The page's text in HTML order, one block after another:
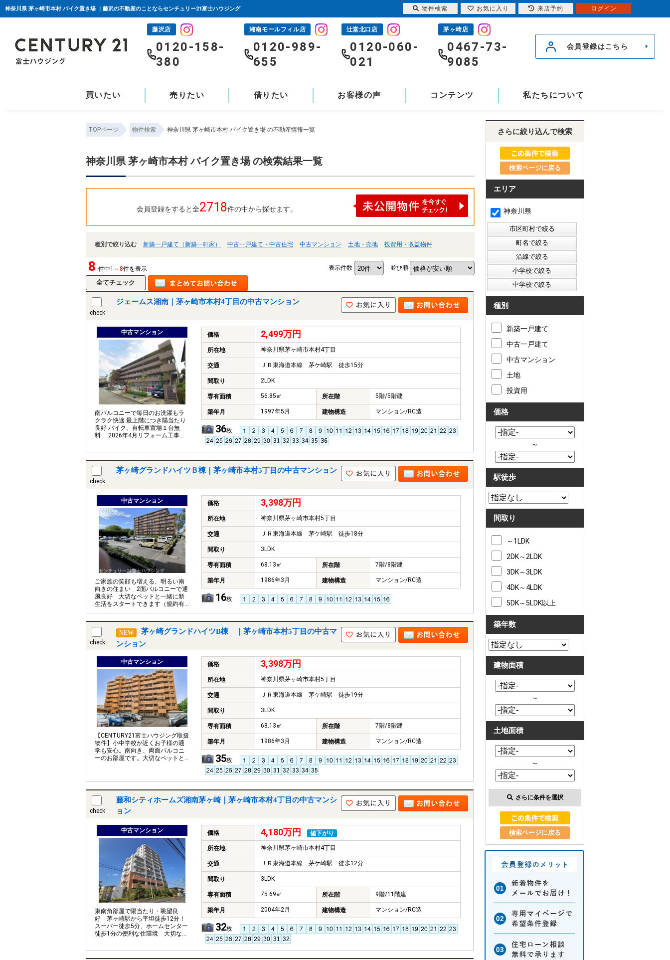
神奈川県 茅ヶ崎市本村 バイク置き場 ｜藤沢の不動産のことならセンチュリー21富士ハウジング
藤沢店
0120-158-
380
湘南モールフィル店
0120-989-
655
辻堂北口店
0120-060-
021
茅ヶ崎店
0467-73-
9085
会員登録はこちら
買いたい 売りたい 借りたい お客様の声 コンテンツ 私たちについて
TOPページ 物件検索 神奈川県 茅ヶ崎市本村 バイク置き場 の不動産情報一覧
神奈川県 茅ヶ崎市本村 バイク置き場 の検索結果一覧
会員登録をすると全2718件の中から探せます。
種別で絞り込む 新築一戸建て（新築一軒家） 中古一戸建て・中古住宅 中古マンション 土地・売地 投資用・収益物件
8 件中1～8件を表示 表示件数 並び順
check
ジェームス湘南｜茅ヶ崎市本村4丁目の中古マンション
中古マンション
南バルコニーで毎日のお洗濯もラ
クラク快適 最上階につき陽当たり
良好 バイク、自転車置場１台無
料 2026年4月リフォーム工事完
ださい
価格 2,499万円
所在地 神奈川県茅ヶ崎市本村4丁目
交通 ＪＲ東海道本線 茅ケ崎駅 徒歩15分
間取り 2LDK
専有面積 56.85㎡ 所在階 5階/5階建
築年月 1997年5月 建物構造 マンション/RC造
36枚
check
茅ヶ崎グランドハイツＢ棟｜茅ヶ崎市本村5丁目の中古マンション
中古マンション
ご家族の笑顔も増える、明るい南
向きの住まい 2面バルコニーで通
風良好 大切なペットと一緒に新
生活をスタートできます（規約有
り）
価格 3,398万円
所在地 神奈川県茅ヶ崎市本村5丁目
交通 ＪＲ東海道本線 茅ケ崎駅 徒歩18分
間取り 3LDK
専有面積 68.13㎡ 所在階 7階/8階建
築年月 1986年3月 建物構造 マンション/RC造
16枚
check
NEW
茅ヶ崎グランドハイツB棟 ｜茅ヶ崎市本村5丁目の中古マ
ンション
中古マンション
【CENTURY21富士ハウジング取扱
物件】小中学校が近くお子様の通
学も安心。南向き、両面バルコニ
ーのお部屋です。大切なペットと
価格 3,398万円
所在地 神奈川県茅ヶ崎市本村5丁目
交通 ＪＲ東海道本線 茅ケ崎駅 徒歩19分
間取り 3LDK
専有面積 68.13㎡ 所在階 7階/8階建
築年月 1986年3月 建物構造 マンション/RC造
35枚
check
藤和シティホームズ湘南茅ヶ崎｜茅ヶ崎市本村4丁目の中古マンシ
ョン
中古マンション
東南角部屋で陽当たり・眺望良
好 茅ヶ崎駅から平坦徒歩12分！
スーパー徒歩5分、ホームセンター
徒歩1分の便利な住環境 大切なペ
有）
価格 4,180万円 値下がり
所在地 神奈川県茅ヶ崎市本村4丁目
交通 ＪＲ東海道本線 茅ケ崎駅 徒歩12分
間取り 3LDK
専有面積 75.69㎡ 所在階 9階/11階建
築年月 2004年2月 建物構造 マンション/RC造
32枚
さらに絞り込んで検索
検索ページに戻る
エリア
神奈川県
種別
新築一戸建て
中古一戸建て
中古マンション
土地
投資用
価格
～
駅徒歩
間取り
～1LDK
2DK～2LDK
3DK～3LDK
4DK～4LDK
5DK～5LDK以上
築年数
建物面積
～
土地面積
～
さらに条件を選択
検索ページに戻る
物件検索 お気に入り 来店予約 ログイン